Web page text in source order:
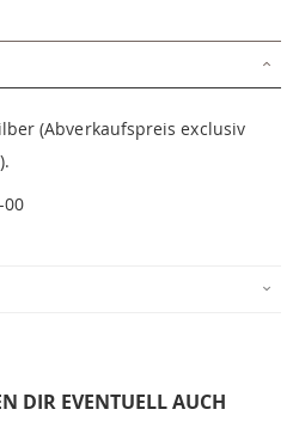
(Abverkaufspreis exclusiv
00
DIR EVENTUELL AUCH